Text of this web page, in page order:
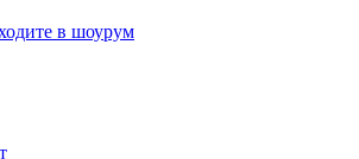
в шоурум